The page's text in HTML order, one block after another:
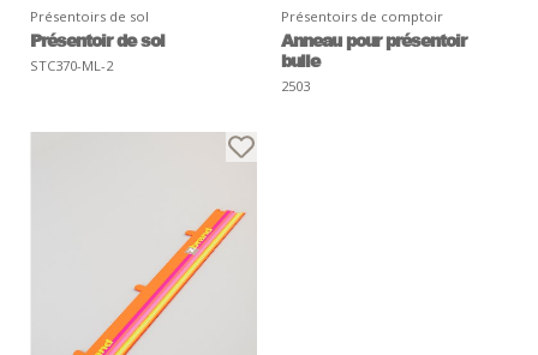
Présentoirs de sol
Présentoir de sol
STC370-ML-2
Présentoirs de comptoir
Anneau pour présentoir
bulle
2503